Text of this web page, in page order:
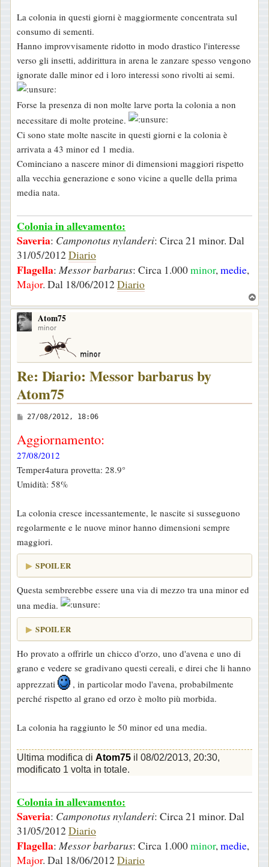
i
o
La colonia in questi giorni è maggiormente concentrata sul
consumo di sementi.
Hanno improvvisamente ridotto in modo drastico l'interesse
verso gli insetti, addirittura in arena le zanzare spesso vengono
ignorate dalle minor ed i loro interessi sono rivolti ai semi.
Forse la presenza di non molte larve porta la colonia a non
necessitare di molte proteine.
Ci sono state molte nascite in questi giorni e la colonia è
arrivata a 43 minor ed 1 media.
Cominciano a nascere minor di dimensioni maggiori rispetto
alla vecchia generazione e sono vicine a quelle della prima
media nata.
Colonia in allevamento:
Saveria: Camponotus nylanderi: Circa 21 minor. Dal
31/05/2012Diario
Flagella: Messor barbarus: Circa 1.000minor, medie,
Major. Dal 18/06/2012Diario
o
Atom75
minor
Re: Diario: Messor barbarus by
Atom75
M
s
s
a
g
i
o
27/08/2012, 18:06
Aggiornamento:
27/08/2012
Temper4atura provetta: 28.9°
Umidità: 58%
La colonia cresce incessantemente, le nascite si susseguono
regolarmente e le nuove minor hanno dimensioni sempre
maggiori.
SPOILER
Questa sembrerebbe essere una via di mezzo tra una minor ed
una media.
SPOILER
Ho provato a offrirle un chicco d'orzo, uno d'avena e uno di
grano e vedere se gradivano questi cereali, e direi che li hanno
apprezzati
, in particolar modo l'avena, probabilmente
perché rispetto al grano ed orzo è molto più morbida.
La colonia ha raggiunto le 50 minor ed una media.
Ultima modifica di Atom75 il 08/02/2013, 20:30,
modificato 1 volta in totale.
Colonia in allevamento:
Saveria: Camponotus nylanderi: Circa 21 minor. Dal
31/05/2012Diario
Flagella: Messor barbarus: Circa 1.000minor,medie,
Major. Dal 18/06/2012Diario